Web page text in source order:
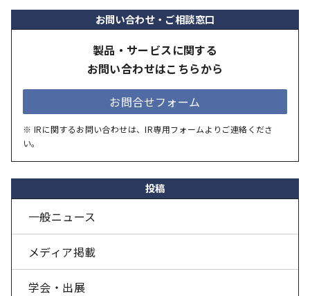
お問い合わせ・ご相談窓口
製品・サービスに関する
お問い合わせはこちらから
お問合せフォーム
※ IRに関するお問い合わせは、IR専用フォームよりご連絡くださ
い。
投稿
一般ニュース
メディア掲載
学会・出展